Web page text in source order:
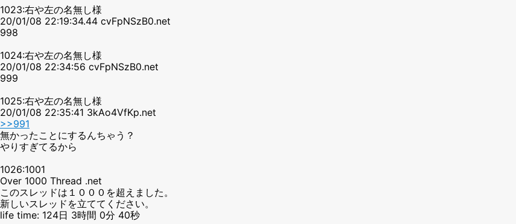
1023:右や左の名無し様
20/01/08 22:19:34.44 cvFpNSzB0.net
998
1024:右や左の名無し様
20/01/08 22:34:56 cvFpNSzB0.net
999
1025:右や左の名無し様
20/01/08 22:35:41 3kAo4VfKp.net
>>991
無かったことにするんちゃう？
やりすぎてるから
1026:1001
Over 1000 Thread .net
このスレッドは１０００を超えました。
新しいスレッドを立ててください。
life time: 124日 3時間 0分 40秒